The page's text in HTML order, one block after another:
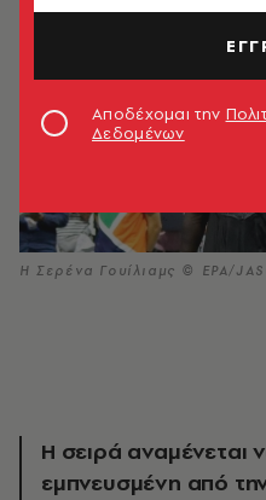
Η Σερένα Γουίλιαμς © ΕΡΑ/
Η σειρά αναμένεται
εμπνευσμένη από
Αποδέχομαι την
Δεδομένων